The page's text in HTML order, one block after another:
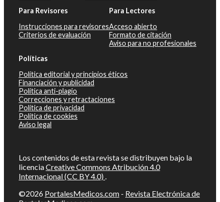
Para Revisores
Instrucciones para revisores
Criterios de evaluación
Para Lectores
Acceso abierto
Formato de citación
Aviso para no profesionales
Políticas
Política editorial y principios éticos
Financiación y publicidad
Política anti-plagio
Correcciones y retractaciones
Política de privacidad
Política de cookies
Aviso legal
Los contenidos de esta revista se distribuyen bajo la
licenciaCreative Commons Atribución 4.0
Internacional (CC BY 4.0) .
©2026 PortalesMedicos.com - Revista Electrónica de